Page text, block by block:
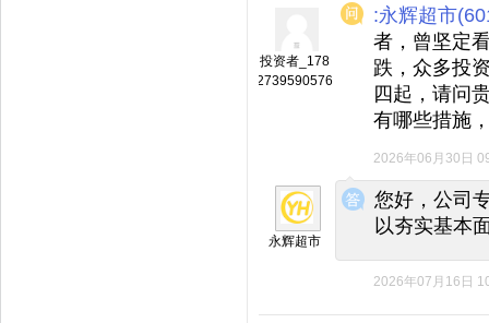
投资者_178
2739590576
:永辉超市
者，曾坚定
跌，众多投
四起，请问
有哪些措施
2026年06月30日
◆
◆
永辉超市
您好，公司
以夯实基本
2026年07月16日